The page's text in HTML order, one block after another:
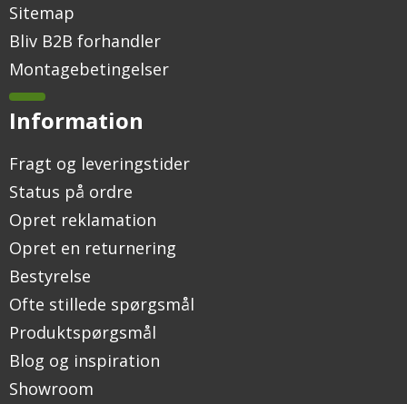
Sitemap
Bliv B2B forhandler
Montagebetingelser
Information
Fragt og leveringstider
Status på ordre
Opret reklamation
Opret en returnering
Bestyrelse
Ofte stillede spørgsmål
Produktspørgsmål
Blog og inspiration
Showroom